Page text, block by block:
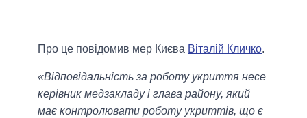
Про це повідомив мер Києва Віталій Кличко.
«Відповідальність за роботу укриття несе
керівник медзакладу і глава району, який
має контролювати роботу укриттів, що є